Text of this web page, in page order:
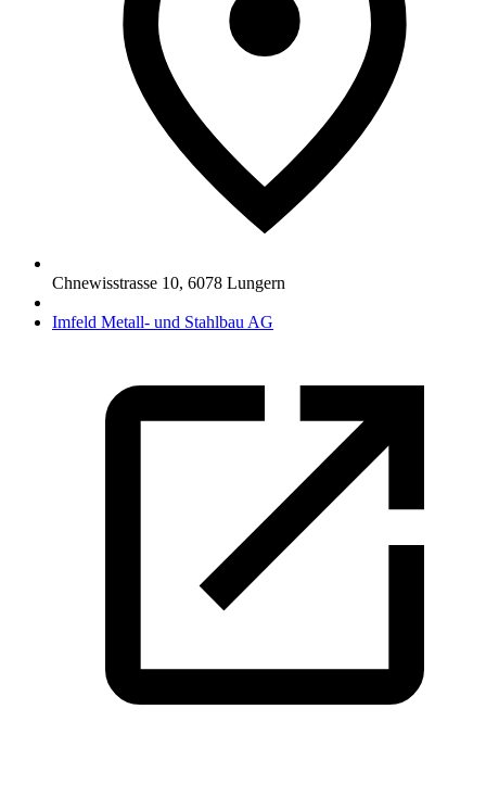
Chnewisstrasse 10, 6078 Lungern
Imfeld Metall- und Stahlbau AG